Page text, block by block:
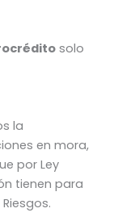
solo
la
en mora,
por Ley
tienen para